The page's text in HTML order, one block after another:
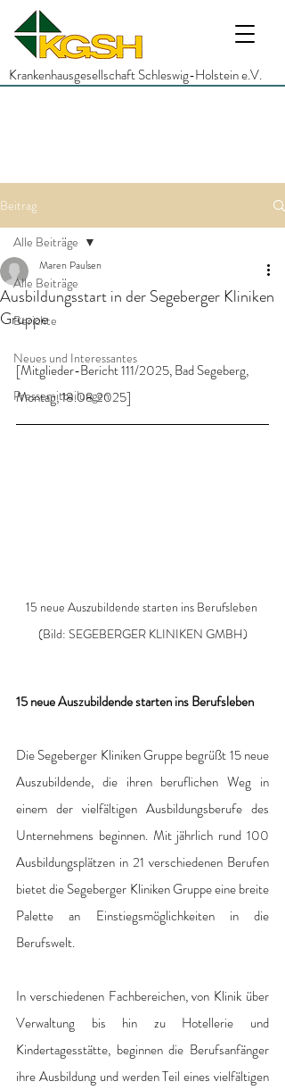
Krankenhausgesellschaft Schleswig-Holstein e.V.
Beitrag
Alle Beiträge
Berichte
Neues und Interessantes
Pressemitteilungen
Alle Beiträge
Ausbildungsstart in der Segeberger Kliniken
Gruppe
Maren Paulsen
[Mitglieder-Bericht 111/2025, Bad Segeberg,
Montag, 18.08.2025]
15 neue Auszubildende starten ins Berufsleben
(Bild: SEGEBERGER KLINIKEN GMBH)
15 neue Auszubildende starten ins Berufsleben
Die Segeberger Kliniken Gruppe begrüßt 15 neue
Auszubildende, die ihren beruflichen Weg in
einem der vielfältigen Ausbildungsberufe des
Unternehmens beginnen. Mit jährlich rund 100
Ausbildungsplätzen in 21 verschiedenen Berufen
bietet die Segeberger Kliniken Gruppe eine breite
Palette an Einstiegsmöglichkeiten in die
Berufswelt.
In verschiedenen Fachbereichen, von Klinik über
Verwaltung bis hin zu Hotellerie und
Kindertagesstätte, beginnen die Berufsanfänger
ihre Ausbildung und werden Teil eines vielfältigen